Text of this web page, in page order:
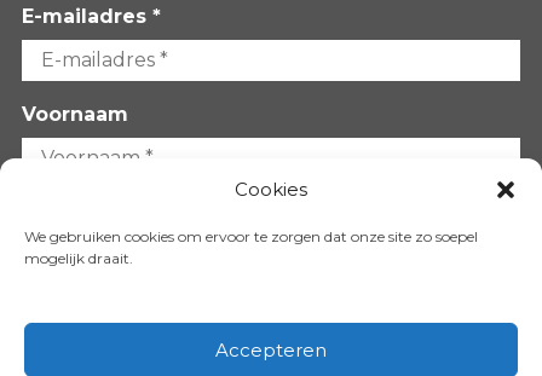
Cookies
We gebruiken cookies om ervoor te zorgen dat onze site zo soepel
mogelijk draait.
Accepteren
E-mailadres *
Voornaam